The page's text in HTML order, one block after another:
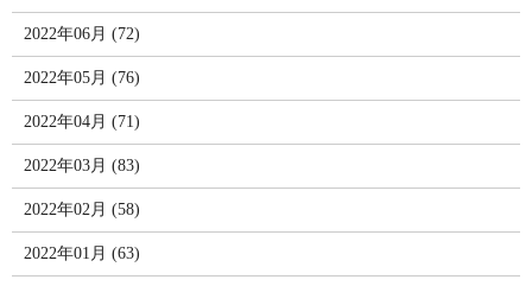
2022年06月 (72)
2022年05月 (76)
2022年04月 (71)
2022年03月 (83)
2022年02月 (58)
2022年01月 (63)